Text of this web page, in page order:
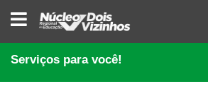
NÚCLEO
REGIONAL
EDUCAÇÃO
DE
DOIS
Serviços para você!